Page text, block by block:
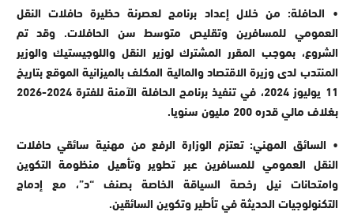
• الحافلة: من خلال إعداد برنامج لعصرنة حظيرة حافلات النقل
العمومي للمسافرين وتقليص متوسط سن الحافلات. وقد تم
الشروع، بموجب المقرر المشترك لوزير النقل واللوجيستيك والوزير
المنتدب لدى وزيرة الاقتصاد والمالية المكلف بالميزانية الموقع بتاريخ
11 يوليوز 2024، في تنفيذ برنامج الحافلة الآمنة للفترة 2024-2026
بغلاف مالي قدره 200 مليون سنويا.
• السائق المهني: تعتزم الوزارة الرفع من مهنية سائقي حافلات
النقل العمومي للمسافرين عبر تطوير وتأهيل منظومة التكوين
وامتحانات نيل رخصة السياقة الخاصة بصنف “د”، مع إدماج
التكنولوجيات الحديثة في تأطير وتكوين السائقين.